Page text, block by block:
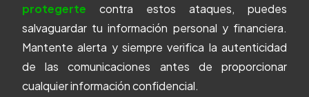
protegerte contra estos ataques, puedes
salvaguardar tu información personal y financiera.
Mantente alerta y siempre verifica la autenticidad
de las comunicaciones antes de proporcionar
cualquier información confidencial.